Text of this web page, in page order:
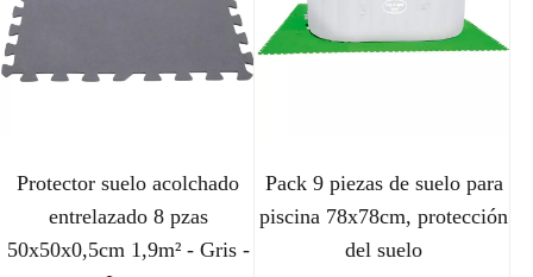
Protector suelo acolchado
entrelazado 8 pzas
50x50x0,5cm 1,9m² - Gris -
Pack 9 piezas de suelo para
piscina 78x78cm, protección
del suelo